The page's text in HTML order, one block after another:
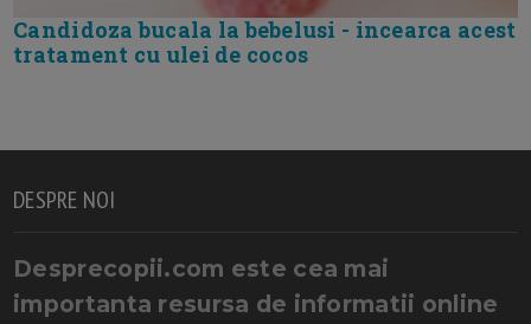
Candidoza bucala la bebelusi - incearca acest
tratament cu ulei de cocos
DESPRE NOI
Desprecopii.com este cea mai
importanta resursa de informatii online